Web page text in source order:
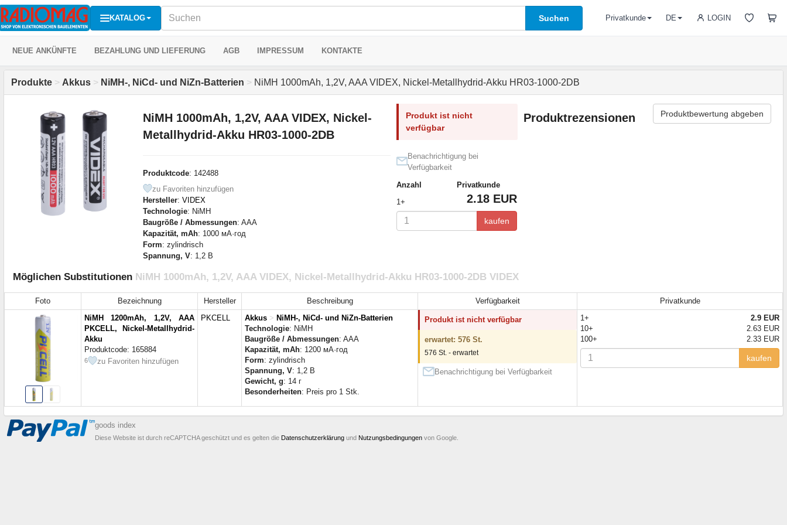
KATALOG Suchen LOGIN
Privatkunde DE
NEUE ANKÜNFTE BEZAHLUNG UND LIEFERUNG AGB IMPRESSUM KONTAKTE
Produkte > Akkus > NiMH-, NiCd- und NiZn-Batterien > NiMH 1000mAh, 1,2V, AAA VIDEX, Nickel-Metallhydrid-Akku HR03-1000-2DB
NiMH 1000mAh, 1,2V, AAA VIDEX, Nickel-
Metallhydrid-Akku HR03-1000-2DB
Produktcode: 142488
zu Favoriten hinzufügen
Hersteller: VIDEX
Technologie: NiMH
Baugröße / Abmessungen: AAA
Kapazität, mAh: 1000 мА·год
Form: zylindrisch
Spannung, V: 1,2 В
Produkt ist nicht
verfügbar
Benachrichtigung bei
Verfügbarkeit
Anzahl
Privatkunde
1+
2.18 EUR
kaufen
Produktrezensionen Produktbewertung abgeben
Möglichen Substitutionen NiMH 1000mAh, 1,2V, AAA VIDEX, Nickel-Metallhydrid-Akku HR03-1000-2DB VIDEX
Foto Bezeichnung Hersteller Beschreibung Verfügbarkeit
Privatkunde
NiMH 1200mAh, 1,2V, AAA
PKCELL, Nickel-Metallhydrid-
Akku
Produktcode: 165884
6 zu Favoriten hinzufügen
PKCELL Akkus > NiMH-, NiCd- und NiZn-Batterien
Technologie: NiMH
Baugröße / Abmessungen: AAA
Kapazität, mAh: 1200 мА·год
Form: zylindrisch
Spannung, V: 1,2 В
Gewicht, g: 14 г
Besonderheiten: Preis pro 1 Stk.
Produkt ist nicht verfügbar
erwartet: 576 St.
576 St. - erwartet
Benachrichtigung bei Verfügbarkeit
1+
2.9 EUR
10+
2.63 EUR
100+
2.33 EUR
kaufen
goods index
Diese Website ist durch reCAPTCHA geschützt und es gelten die Datenschutzerklärung und Nutzungsbedingungen von Google.